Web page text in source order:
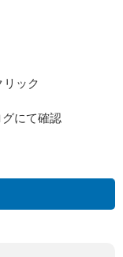
リック
にて確認